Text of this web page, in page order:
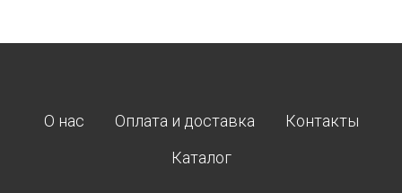
О нас Оплата и доставка
Контакты
Каталог